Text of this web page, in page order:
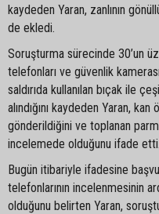
kaydeden Yaran, zanlının
de ekledi.
Soruşturma sürecinde 30’un
telefonları ve güvenlik
saldırıda kullanılan bıçak ile
alındığını kaydeden Yaran,
gönderildiğini ve toplanan
incelemede olduğunu ifade etti.
Bugün itibariyle ifadesine
telefonlarının incelenmesinin
olduğunu belirten Yaran,